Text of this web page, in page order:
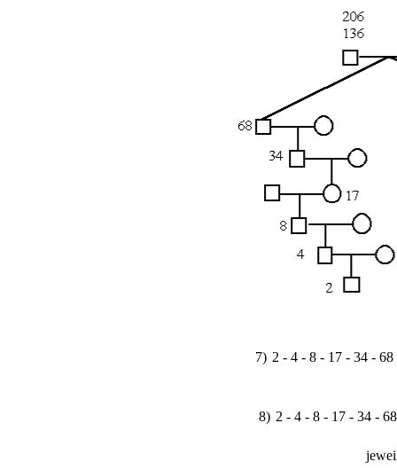
7) 2 - 4 - 8 - 17 - 34 - 68
8) 2 - 4 - 8 - 17 - 34 -